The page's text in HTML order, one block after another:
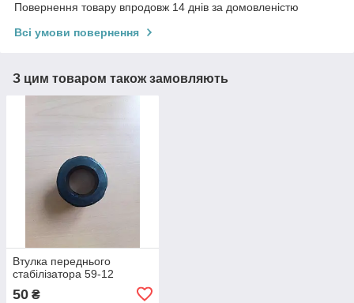
Повернення товару впродовж 14 днів за домовленістю
Всі умови повернення
З цим товаром також замовляють
Втулка переднього
стабілізатора 59-12
50 ₴